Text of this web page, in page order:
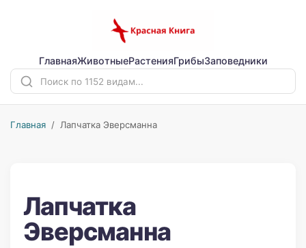
ГлавнаяЖивотныеРастенияГрибыЗаповедники
Главная / Лапчатка Эверсманна
Лапчатка
Эверсманна